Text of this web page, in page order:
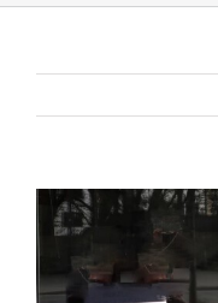
Zeige
grösseres